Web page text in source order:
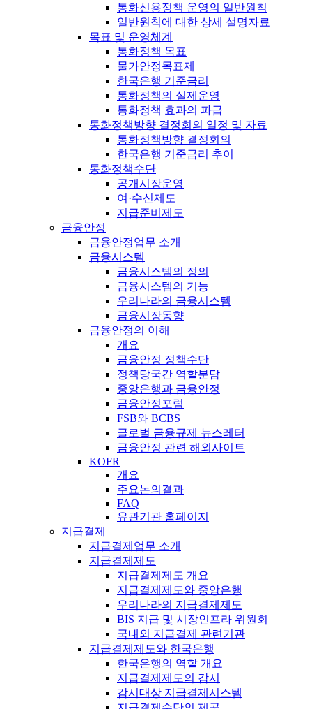
통화신용정책 운영의 일반원칙
일반원칙에 대한 상세 설명자료
목표 및 운영체계
통화정책 목표
물가안정목표제
한국은행 기준금리
통화정책의 실제운영
통화정책 효과의 파급
통화정책방향 결정회의 일정 및 자료
통화정책방향 결정회의
한국은행 기준금리 추이
통화정책수단
공개시장운영
여·수신제도
지급준비제도
금융안정
금융안정업무 소개
금융시스템
금융시스템의 정의
금융시스템의 기능
우리나라의 금융시스템
금융시장동향
금융안정의 이해
개요
금융안정 정책수단
정책당국간 역할분담
중앙은행과 금융안정
금융안정포럼
FSB와 BCBS
글로벌 금융규제 뉴스레터
금융안정 관련 해외사이트
KOFR
개요
주요논의결과
FAQ
유관기관 홈페이지
지급결제
지급결제업무 소개
지급결제제도
지급결제제도 개요
지급결제제도와 중앙은행
우리나라의 지급결제제도
BIS 지급 및 시장인프라 위원회
국내외 지급결제 관련기관
지급결제제도와 한국은행
한국은행의 역할 개요
지급결제제도의 감시
감시대상 지급결제시스템